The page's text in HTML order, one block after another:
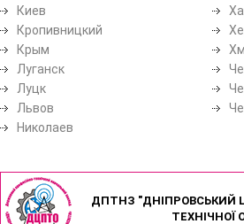
Киев
Кропивницкий
Крым
Луганск
Луцк
Львов
Николаев
ДПТНЗ "ДНІПРОВСЬКИЙ
ТЕХНІЧНОЇ